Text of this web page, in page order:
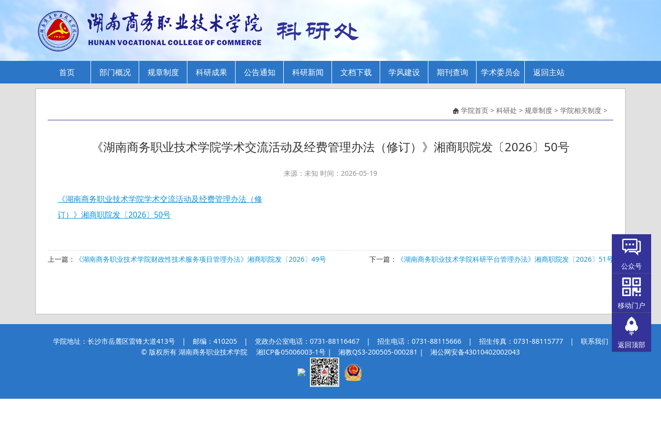
首页 部门概况 规章制度 科研成果 公告通知 科研新闻 文档下载 学风建设 期刊查询 学术委员会 返回主站
学院首页 > 科研处 > 规章制度 > 学院相关制度 >
《湖南商务职业技术学院学术交流活动及经费管理办法（修订）》湘商职院发〔2026〕50号
来源：未知 时间：2026-05-19
《湖南商务职业技术学院学术交流活动及经费管理办法（修
订）》湘商职院发〔2026〕50号
上一篇： 《湖南商务职业技术学院财政性技术服务项目管理办法》湘商职院发〔2026〕49号 下一篇： 《湖南商务职业技术学院科研平台管理办法》湘商职院发〔2026〕51号
学院地址：长沙市岳麓区雷锋大道413号 | 邮编：410205 | 党政办公室电话：0731-88116467 | 招生电话：0731-88115666 | 招生传真：0731-88115777 | 联系我们
© 版权所有 湖南商务职业技术学院
湘ICP备05006003-1号 | 湘教QS3-200505-000281 | 湘公网安备43010402002043
公众号
移动门户
返回顶部